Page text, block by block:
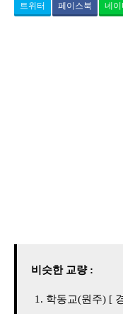
트위터 페이스북 네이
비슷한 교량 :
학동교(원주) [